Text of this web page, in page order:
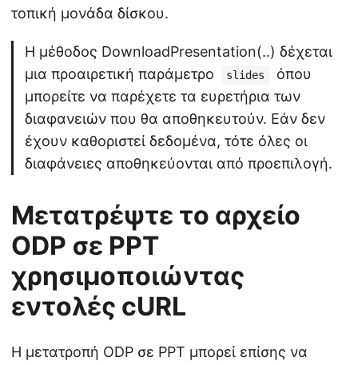
τοπική μονάδα δίσκου.
Η μέθοδος DownloadPresentation(..) δέχεται
μια προαιρετική παράμετρο
slides
όπου
μπορείτε να παρέχετε τα ευρετήρια των
διαφανειών που θα αποθηκευτούν. Εάν δεν
έχουν καθοριστεί δεδομένα, τότε όλες οι
διαφάνειες αποθηκεύονται από προεπιλογή.
Μετατρέψτε το αρχείο
ODP σε PPT
χρησιμοποιώντας
εντολές cURL
Η μετατροπή ODP σε PPT μπορεί επίσης να